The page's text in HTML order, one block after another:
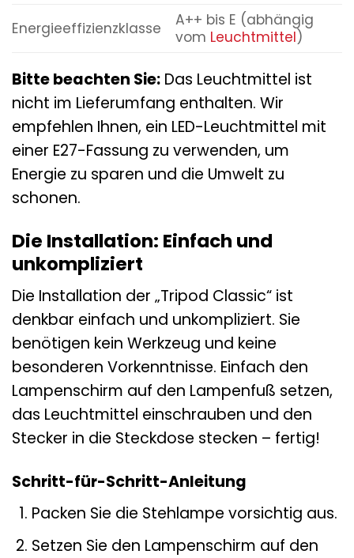
Energieeffizienzklasse
A++ bis E (abhängig
vom Leuchtmittel)
Bitte beachten Sie: Das Leuchtmittel ist
nicht im Lieferumfang enthalten. Wir
empfehlen Ihnen, ein LED-Leuchtmittel mit
einer E27-Fassung zu verwenden, um
Energie zu sparen und die Umwelt zu
schonen.
Die Installation: Einfach und
unkompliziert
Die Installation der „Tripod Classic“ ist
denkbar einfach und unkompliziert. Sie
benötigen kein Werkzeug und keine
besonderen Vorkenntnisse. Einfach den
Lampenschirm auf den Lampenfuß setzen,
das Leuchtmittel einschrauben und den
Stecker in die Steckdose stecken – fertig!
Schritt-für-Schritt-Anleitung
Packen Sie die Stehlampe vorsichtig aus.
Setzen Sie den Lampenschirm auf den